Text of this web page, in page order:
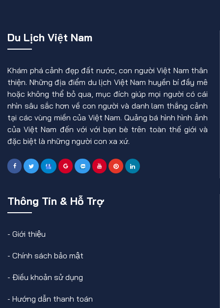
Du Lịch Việt Nam
Khám phá cảnh đẹp đất nước, con người Việt Nam thân
thiện. Những địa điểm du lịch Việt Nam huyền bí đầy mê
hoặc không thể bỏ qua, mục đích giúp mọi người có cái
nhìn sâu sắc hơn về con người và danh lam thắng cảnh
tại các vùng miền của Việt Nam. Quảng bá hình hình ảnh
của Việt Nam đến với với bạn bè trên toàn thế giới và
đặc biệt là những người con xa xứ.
Thông Tin & Hỗ Trợ
- Giới thiệu
- Chính sách bảo mật
- Điều khoản sử dụng
- Hướng dẫn thanh toán